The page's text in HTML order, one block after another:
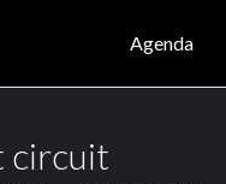
Agenda
circuit